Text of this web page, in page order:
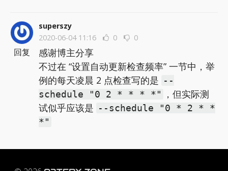
superszy
2020-06-04 11:16
0 0
感谢博主分享
不过在 “设置自动更新检查频率” 一节中，举
例的每天凌晨 2 点检查写的是 --
schedule "0 2 * * * *"
，但实际测
试似乎应该是 --schedule "0 * 2 * *
*"
回复